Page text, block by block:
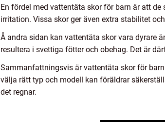
En fördel med vattentäta skor för barn är att
irritation. Vissa skor ger även extra stabilitet
Å andra sidan kan vattentäta skor vara dyrare
resultera i svettiga fötter och obehag. Det är
Sammanfattningsvis är vattentäta skor för
välja rätt typ och modell kan föräldrar
det regnar.